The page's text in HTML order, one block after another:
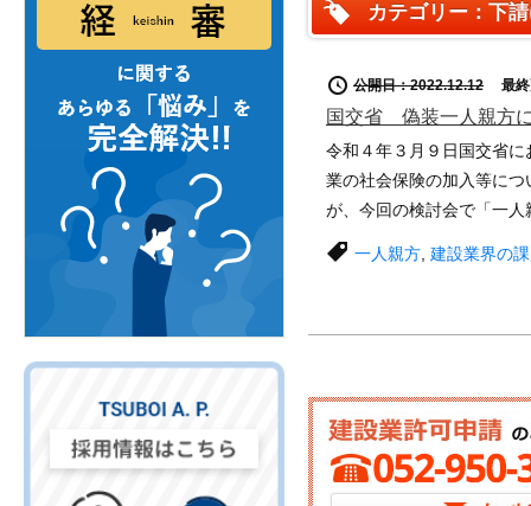
カテゴリー：下
公開日：2022.12.12 最終
国交省 偽装一人親方
令和４年３月９日国交省
業の社会保険の加入等に
が、今回の検討会で「一人
一人親方 建設業界の